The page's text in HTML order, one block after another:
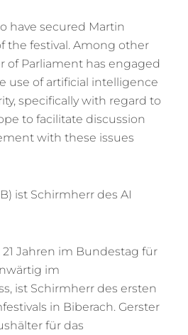
have secured Martin
the festival. Among other
of Parliament has engaged
use of artificial intelligence
specifically with regard to
to facilitate discussion
with these issues
ist Schirmherr des AI
21 Jahren im Bundestag für
im
ist Schirmherr des ersten
in Biberach. Gerster
für das